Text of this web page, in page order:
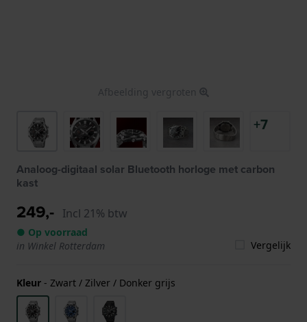
Afbeelding vergroten
+7
Analoog-digitaal solar Bluetooth horloge met carbon
kast
249,- Incl 21% btw
● Op voorraad
in Winkel Rotterdam
Vergelijk
Kleur - Zwart / Zilver / Donker grijs